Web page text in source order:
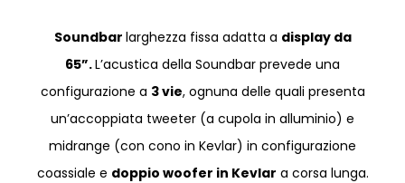
Soundbar larghezza fissa adatta a display da
65”.L’acustica della Soundbar prevede una
configurazione a 3 vie, ognuna delle quali presenta
un’accoppiata tweeter (a cupola in alluminio) e
midrange (con cono in Kevlar) in configurazione
coassiale e doppio woofer in Kevlar a corsa lunga.